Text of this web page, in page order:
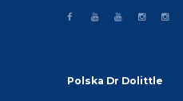
Polska Dr Dolittle